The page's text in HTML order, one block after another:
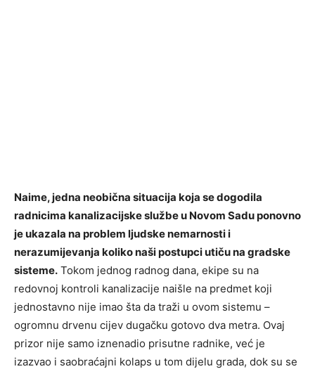
Naime, jedna neobična situacija koja se dogodila
radnicima kanalizacijske službe u Novom Sadu ponovno
je ukazala na problem ljudske nemarnosti i
nerazumijevanja koliko naši postupci utiču na gradske
sisteme. Tokom jednog radnog dana, ekipe su na
redovnoj kontroli kanalizacije naišle na predmet koji
jednostavno nije imao šta da traži u ovom sistemu –
ogromnu drvenu cijev dugačku gotovo dva metra. Ovaj
prizor nije samo iznenadio prisutne radnike, već je
izazvao i saobraćajni kolaps u tom dijelu grada, dok su se